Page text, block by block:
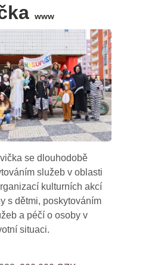
www
se dlouhodobě
služeb v oblasti
kulturních akcí
s dětmi, poskytováním
a péčí o osoby v
situaci.